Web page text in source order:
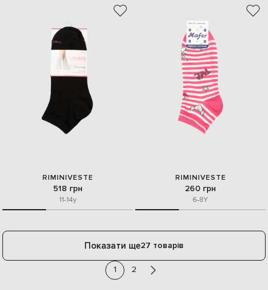
RIMINIVESTE
518 грн
11-14y
RIMINIVESTE
260 грн
6-8Y
Показати ще27 товарів
1 2